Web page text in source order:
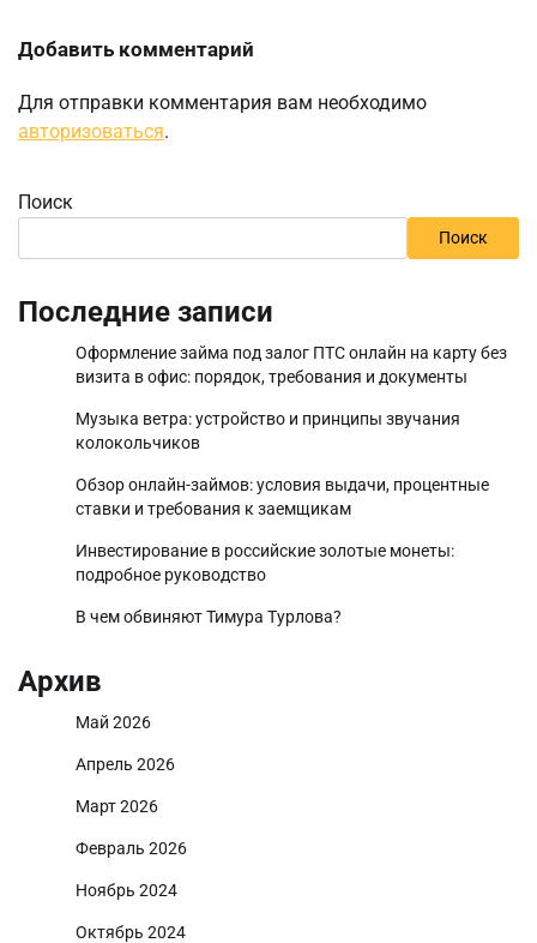
Добавить комментарий
Для отправки комментария вам необходимо
авторизоваться.
Поиск
Поиск
Последние записи
Оформление займа под залог ПТС онлайн на карту без
визита в офис: порядок, требования и документы
Музыка ветра: устройство и принципы звучания
колокольчиков
Обзор онлайн-займов: условия выдачи, процентные
ставки и требования к заемщикам
Инвестирование в российские золотые монеты:
подробное руководство
В чем обвиняют Тимура Турлова?
Архив
Май 2026
Апрель 2026
Март 2026
Февраль 2026
Ноябрь 2024
Октябрь 2024